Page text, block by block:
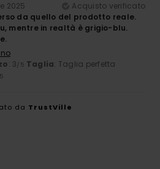
2025
Acquisto verificato
da quello del prodotto reale.
mentre in realtà è grigio-blu.
: 3/5 Taglia: Taglia perfetta
da TrustVille